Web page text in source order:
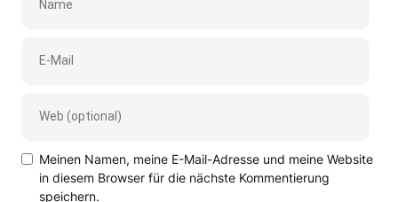
Meinen Namen, meine E-Mail-Adresse und meine Website
in diesem Browser für die nächste Kommentierung
speichern.